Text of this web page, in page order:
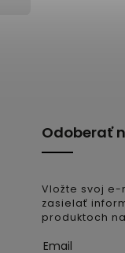
Odoberať
Vložte svoj e-
zasielať
produktoch
Email